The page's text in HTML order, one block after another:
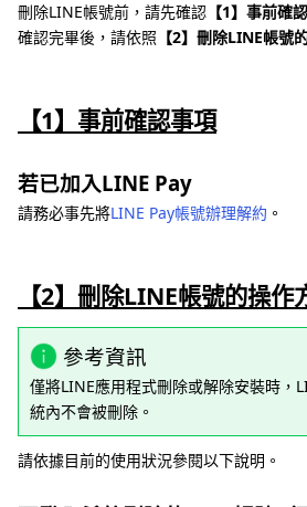
刪除LINE帳號前，請先確認 【1】事前確
確認完畢後，請依照 【2】刪除LINE帳號
【1】事前確認事項
若已加入LINE Pay
請務必事先將LINE Pay帳號辦理解約 。
【2】刪除LINE帳號的操作
參考資訊
僅將LINE應用程式刪除或解除安裝時，
統內不會被刪除。
請依據目前的使用狀況參閱以下說明。